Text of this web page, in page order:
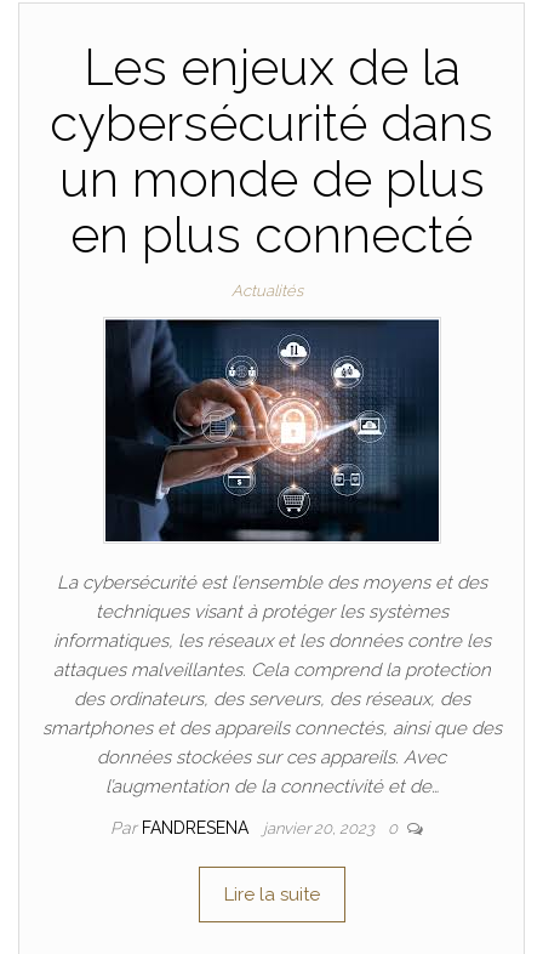
Les enjeux de la
cybersécurité dans
un monde de plus
en plus connecté
Actualités
La cybersécurité est l’ensemble des moyens et des
techniques visant à protéger les systèmes
informatiques, les réseaux et les données contre les
attaques malveillantes. Cela comprend la protection
des ordinateurs, des serveurs, des réseaux, des
smartphones et des appareils connectés, ainsi que des
données stockées sur ces appareils. Avec
l’augmentation de la connectivité et de…
Par FANDRESENA janvier 20, 2023 0
Lire la suite